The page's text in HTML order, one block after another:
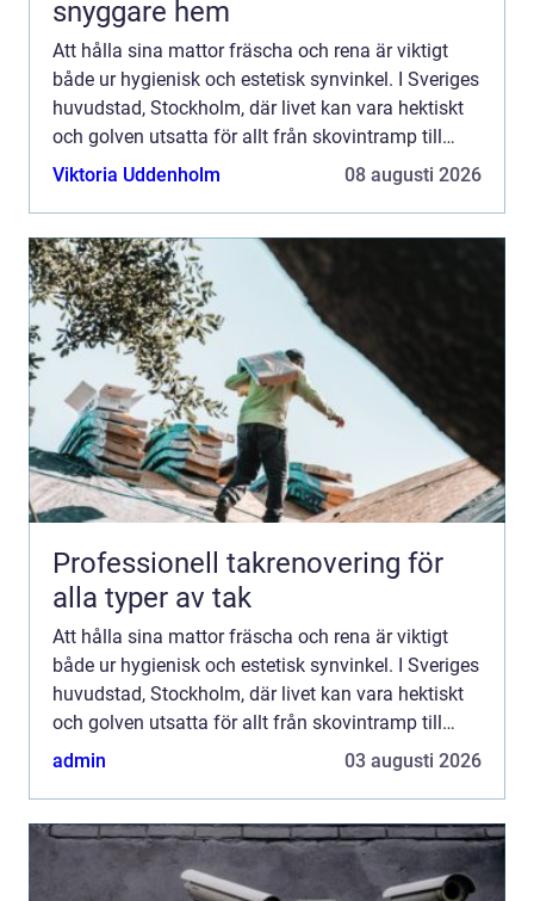
snyggare hem
Att hålla sina mattor fräscha och rena är viktigt
både ur hygienisk och estetisk synvinkel. I Sveriges
huvudstad, Stockholm, där livet kan vara hektiskt
och golven utsatta för allt från skovintramp till
kaffespil...
Viktoria Uddenholm 08 augusti 2026
Professionell takrenovering för
alla typer av tak
Att hålla sina mattor fräscha och rena är viktigt
både ur hygienisk och estetisk synvinkel. I Sveriges
huvudstad, Stockholm, där livet kan vara hektiskt
och golven utsatta för allt från skovintramp till
kaffespil...
admin 03 augusti 2026